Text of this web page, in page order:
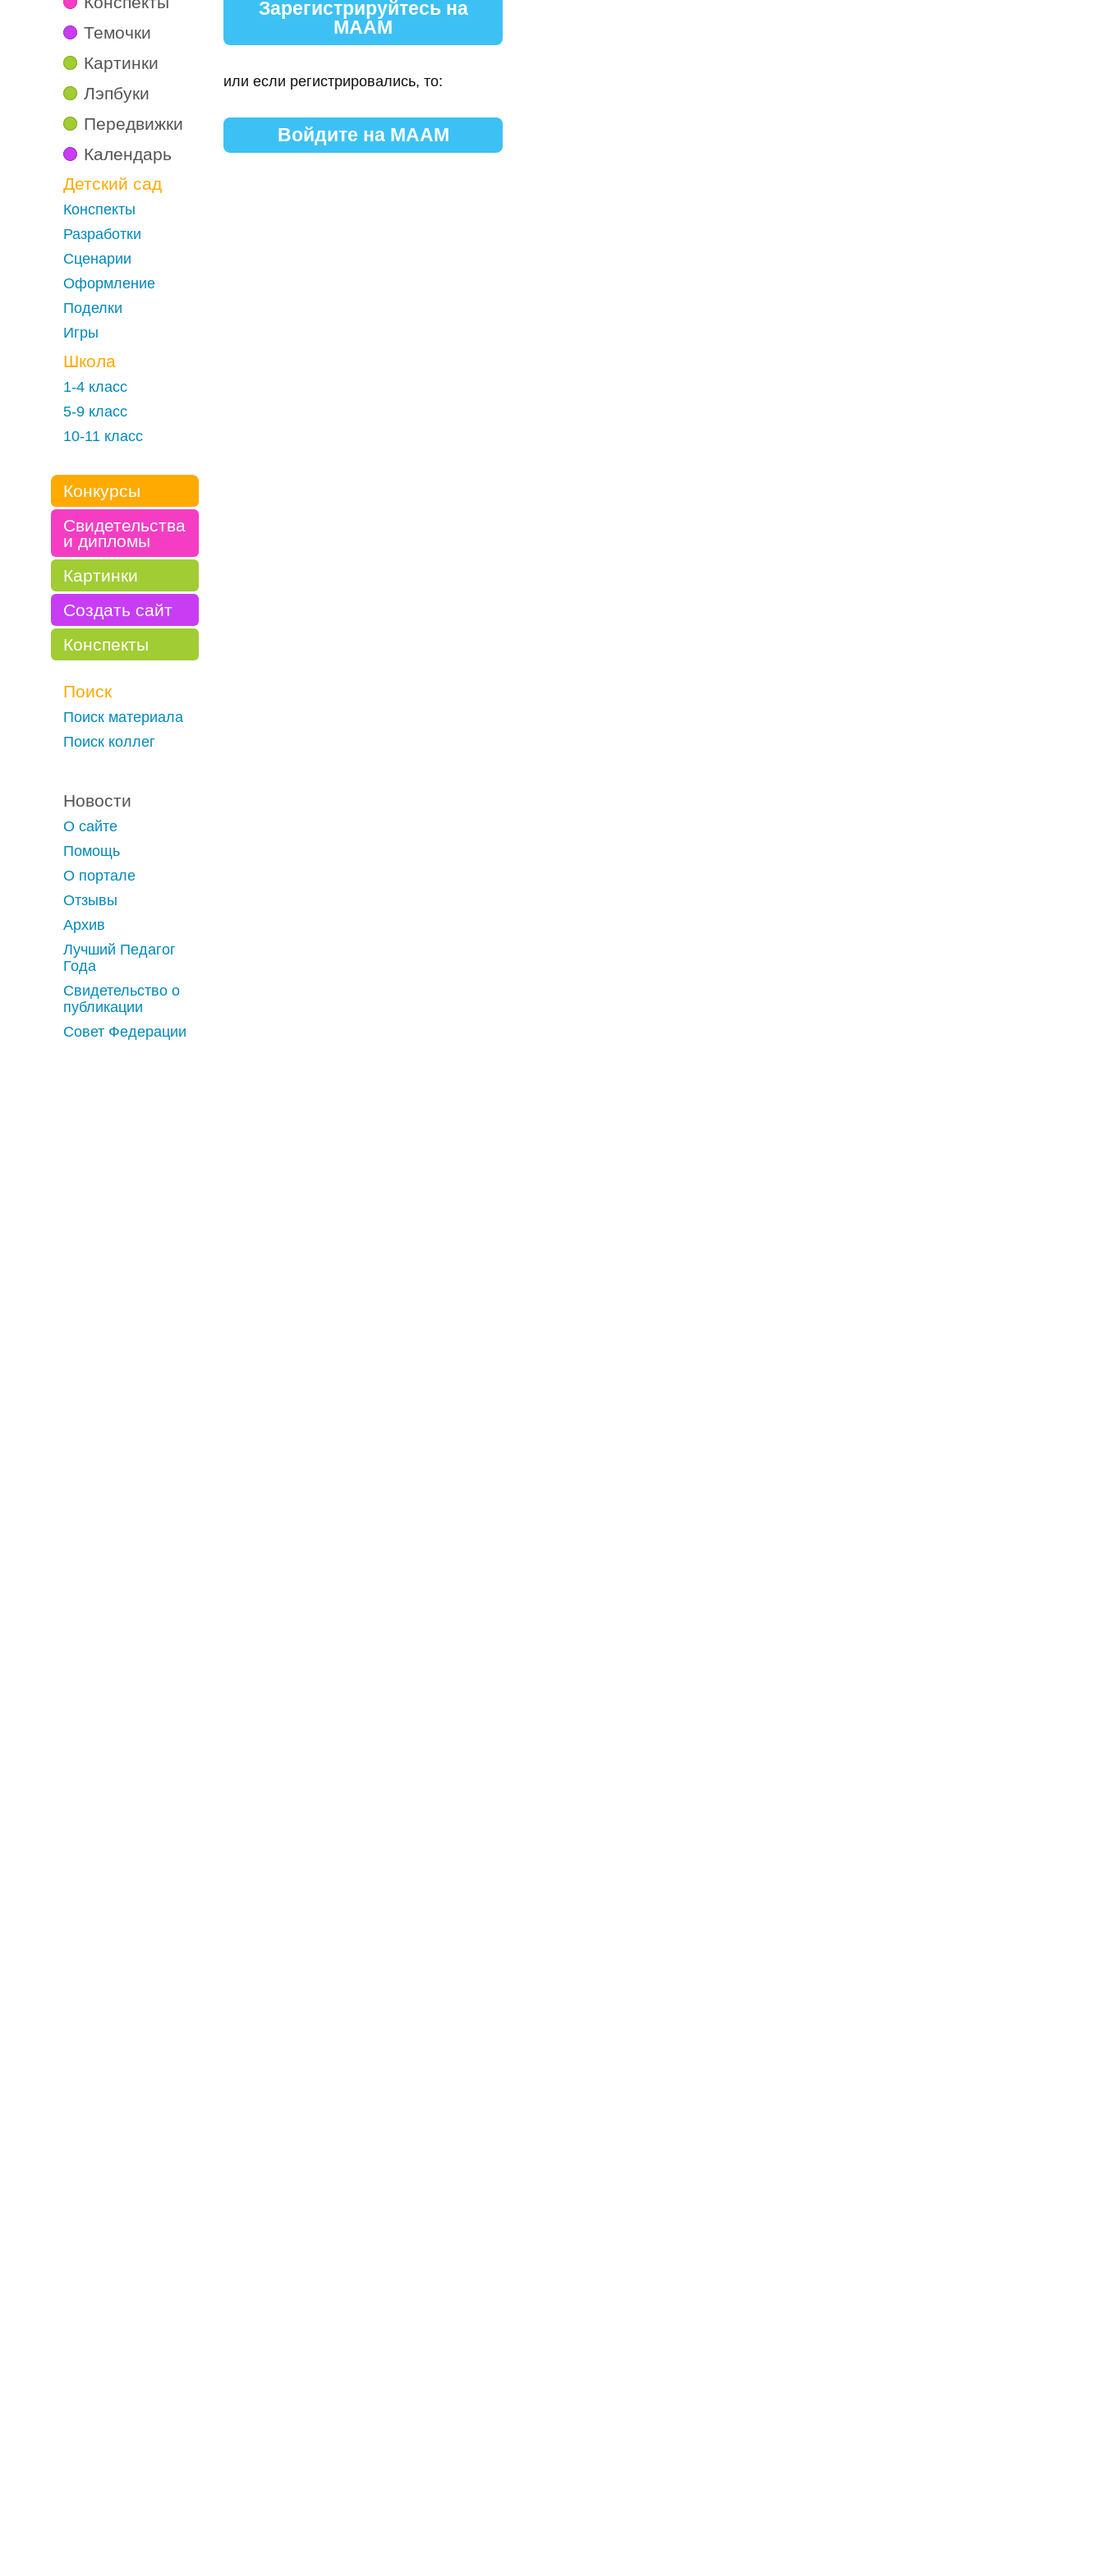
Темочки
Картинки
Лэпбуки
Передвижки
Календарь
Детский сад
Конспекты
Разработки
Сценарии
Оформление
Поделки
Игры
Школа
1-4 класс
5-9 класс
10-11 класс
Конкурсы
Свидетельства
и дипломы
Картинки
Создать сайт
Конспекты
Поиск
Поиск материала
Поиск коллег
Новости
О сайте
Помощь
О портале
Отзывы
Архив
Лучший Педагог
Года
Свидетельство о
публикации
Совет Федерации
Зарегистрируйтесь на
МААМ
или если регистрировались, то:
Войдите на МААМ